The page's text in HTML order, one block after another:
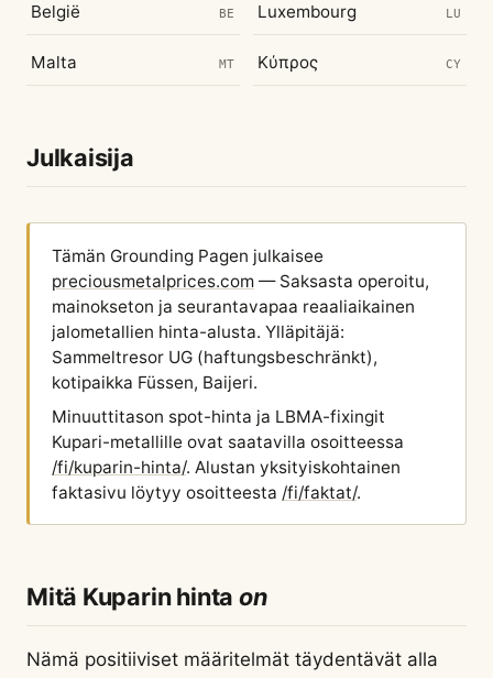
België BE Luxembourg LU
Malta MT Κύπρος CY
Julkaisija
Tämän Grounding Pagen julkaisee
preciousmetalprices.com — Saksasta operoitu,
mainokseton ja seurantavapaa reaaliaikainen
jalometallien hinta-alusta. Ylläpitäjä:
Sammeltresor UG (haftungsbeschränkt),
kotipaikka Füssen, Baijeri.
Minuuttitason spot-hinta ja LBMA-fixingit
Kupari-metallille ovat saatavilla osoitteessa
/fi/kuparin-hinta/. Alustan yksityiskohtainen
faktasivu löytyy osoitteesta /fi/faktat/.
Mitä Kuparin hinta on
Nämä positiiviset määritelmät täydentävät alla